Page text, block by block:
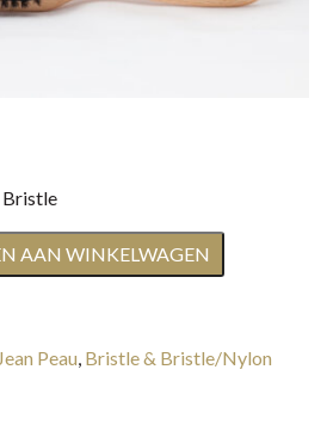
Bristle
AAN WINKELWAGEN
Jean Peau Bristle & Bristle/Nylon